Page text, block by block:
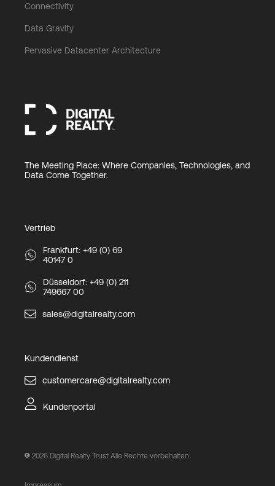
Connectivity
Data Gravity
Pervasive Datacenter Architecture
The Meeting Place: Where Companies, Technologies, and
Data Come Together.
Vertrieb
Frankfurt: +49 (0) 69
40147 0
Düsseldorf: +49 (0) 211
749667 00
sales@digitalrealty.com
Kundendienst
customercare@digitalrealty.com
Kundenportal
2026 Digital Realty Trust Alle Rechte vorbehalten.